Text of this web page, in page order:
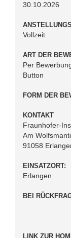
30.10.2026
Vollzeit
ART DER
Per
Button
FORM DER
KONTAKT
Fraunhofer-
Am
91058
EINSATZORT:
Erlangen
BEI
LINK ZUR